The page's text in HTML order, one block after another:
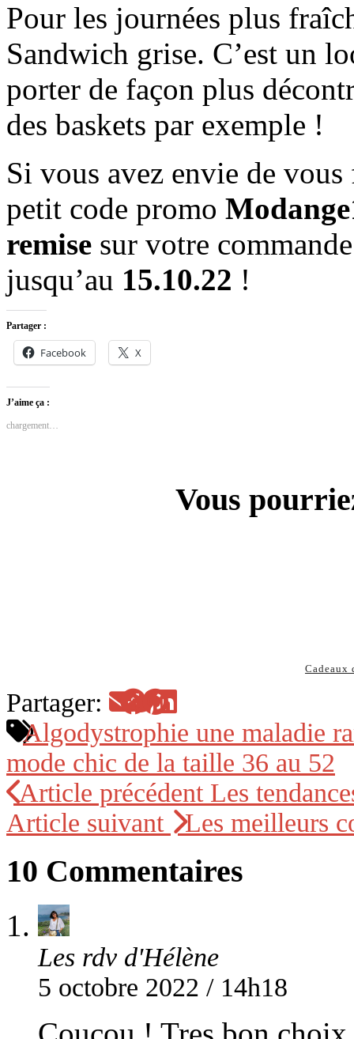
Pour les journées plus
Sandwich grise. C’est un
porter de façon plus
des baskets par exemple !
Si vous avez envie de
petit code promo
remise sur votre
jusqu’au 15.10.22 !
Partager :
Facebook X
J’aime ça :
chargement…
Vous
Cadeaux
Partager:
Algodystrophie une maladie
mode chic de la taille 36 au 52
Article précédentLes
Article suivant Les meilleurs
10 Commentaires
Les rdv d'Hélène
5 octobre 2022 / 14h18